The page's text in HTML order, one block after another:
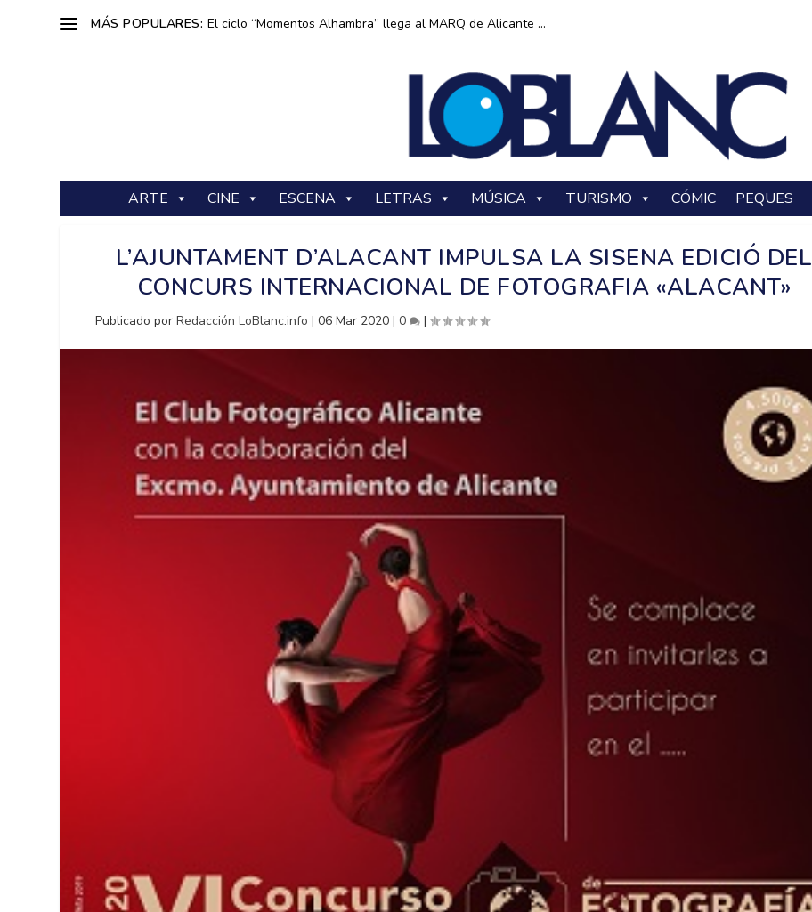
MÁS POPULARES: El ciclo “Momentos Alhambra” llega al MARQ de Alicante ...
ARTE CINE ESCENA LETRAS MÚSICA TURISMO CÓMIC PEQUES
L’AJUNTAMENT D’ALACANT IMPULSA LA SISENA EDICIÓ DEL
CONCURS INTERNACIONAL DE FOTOGRAFIA «ALACANT»
Publicado porRedacción LoBlanc.info |06 Mar 2020 |0 |